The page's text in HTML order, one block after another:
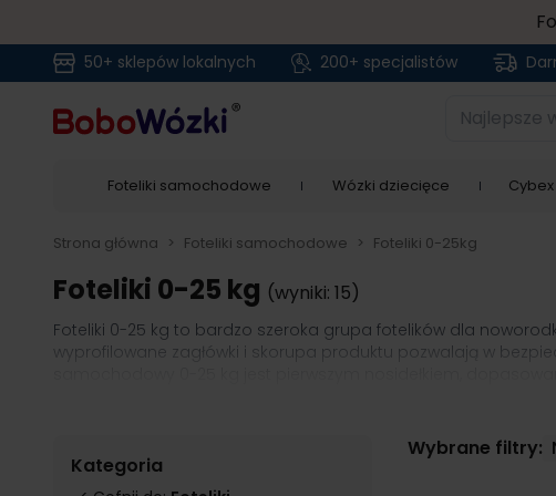
50+ sklepów lokalnych 200+ specjalistów
Najlepsze
Foteliki samochodowe Wózki dziecięce
Strona główna > Foteliki samochodowe > Foteliki 0-25kg
Foteliki 0-25 kg (wyniki: 15)
Foteliki 0-25 kg to bardzo szeroka grupa fotelików dla
wyprofilowane zagłówki i skorupa produktu pozwalają w
wydłużonym okresie użytkowania, nawet do 25 kg, dzięki
są kompatybilne z najpopularniejszymi wózkami dziecięcymi.
zmianę środka transportu ze śpiącym niemowlęciem. Foteliki
lub tradycyjnie, przy pomocy samochodowych pasów
Kategoria
Wybrane filtry: